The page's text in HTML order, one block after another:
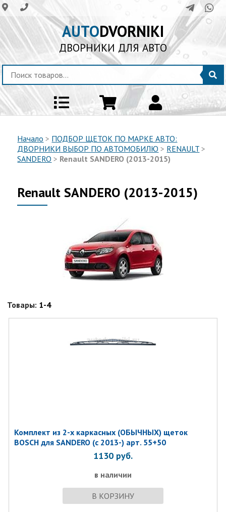
AUTODVORNIKI
ДВОРНИКИ ДЛЯ АВТО
Начало > ПОДБОР ЩЕТОК ПО МАРКЕ АВТО:
ДВОРНИКИ ВЫБОР ПО АВТОМОБИЛЮ > RENAULT >
SANDERO > Renault SANDERO (2013-2015)
Renault SANDERO (2013-2015)
Товары: 1-4
Комплект из 2-х каркасных (ОБЫЧНЫХ) щеток
BOSCH для SANDERO (с 2013-) арт. 55+50
1130 руб.
в наличии
В КОРЗИНУ